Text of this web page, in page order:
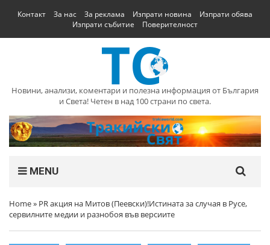
Контакт За нас За реклама Изпрати новина
Изпрати обява
Изпрати събитие
Поверителност
Новини, анализи, коментари и полезна информация от България
и Света! Четен в над 100 страни по света.
MENU
Home» PR акция на Митов (Пеевски)!Истината за случая в Русе,
сервилните медии и разнобоя във версиите